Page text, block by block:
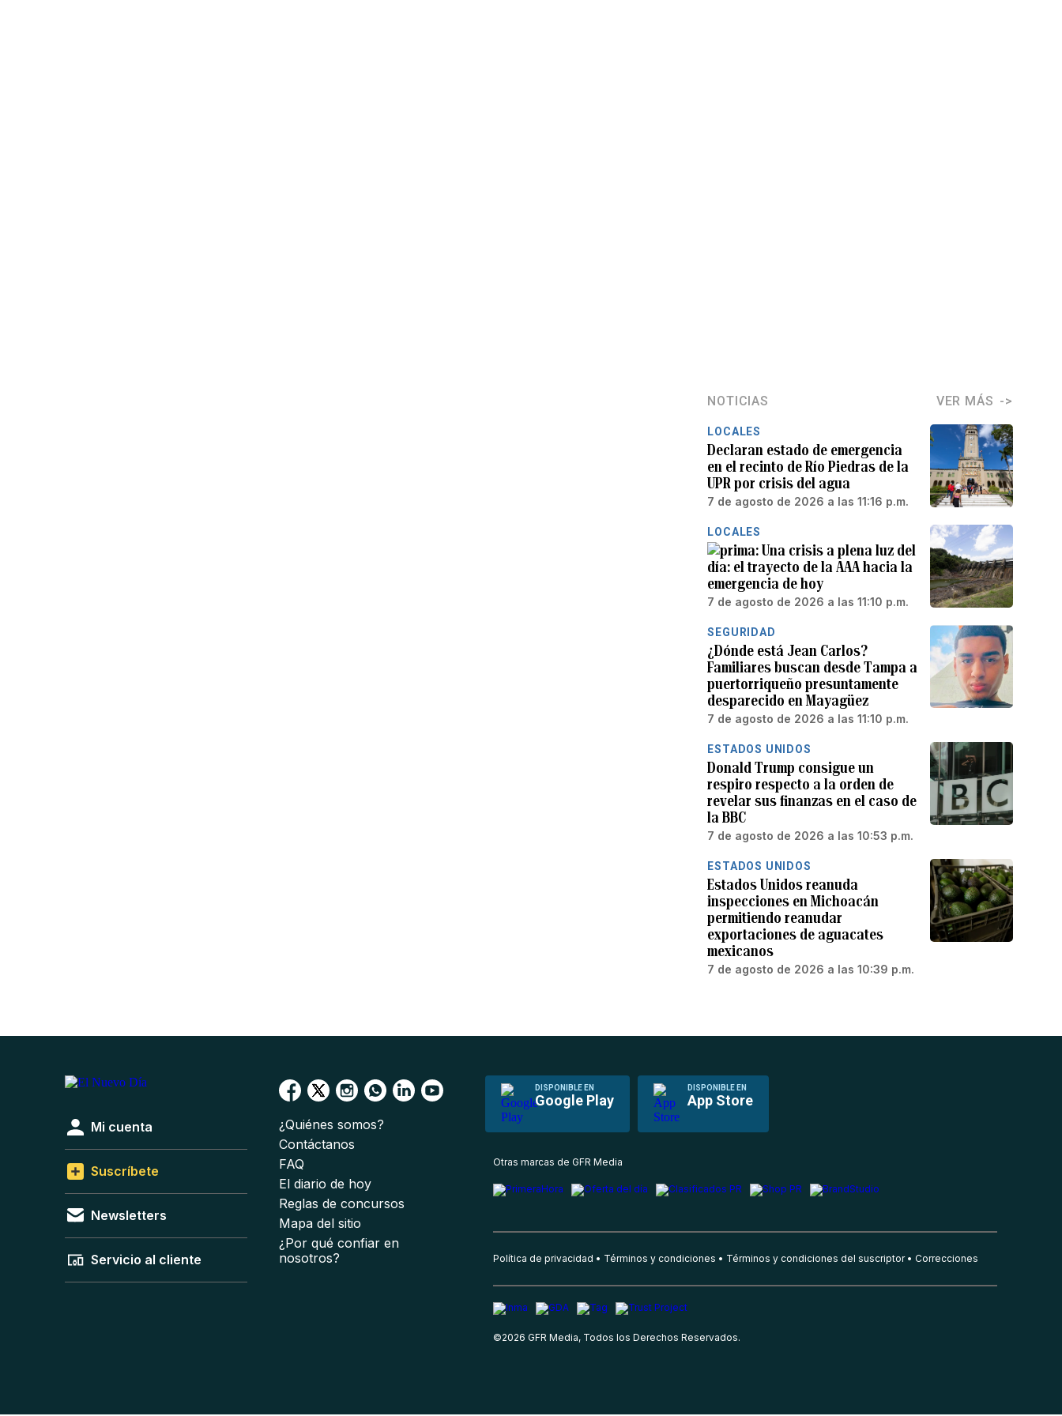
NOTICIAS VER MÁS
LOCALES
Declaran estado de emergencia
en el recinto de Río Piedras de la
UPR por crisis del agua
7 de agosto de 2026 a las 11:16 p.m.
LOCALES
Una crisis a plena luz del
día: el trayecto de la AAA hacia la
emergencia de hoy
7 de agosto de 2026 a las 11:10 p.m.
SEGURIDAD
¿Dónde está Jean Carlos?
Familiares buscan desde Tampa a
puertorriqueño presuntamente
desparecido en Mayagüez
7 de agosto de 2026 a las 11:10 p.m.
ESTADOS UNIDOS
Donald Trump consigue un
respiro respecto a la orden de
revelar sus finanzas en el caso de
la BBC
7 de agosto de 2026 a las 10:53 p.m.
ESTADOS UNIDOS
Estados Unidos reanuda
inspecciones en Michoacán
permitiendo reanudar
exportaciones de aguacates
mexicanos
7 de agosto de 2026 a las 10:39 p.m.
DISPONIBLE EN
Google Play
DISPONIBLE EN
App Store
Mi cuenta
Suscríbete
Newsletters
Servicio al cliente
¿Quiénes somos?
Contáctanos
FAQ
El diario de hoy
Reglas de concursos
Mapa del sitio
¿Por qué confiar en
nosotros?
Otras marcas de GFR Media
Política de privacidad Términos y condiciones Términos y condiciones del suscriptor Correcciones
©2026 GFR Media, Todos los Derechos Reservados.